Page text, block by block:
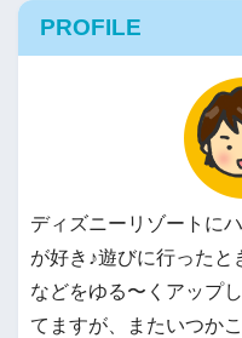
PROFILE
ディズニーリゾートに
が好き♪遊びに行った
などをゆる〜くアップ
てますが、またいつか